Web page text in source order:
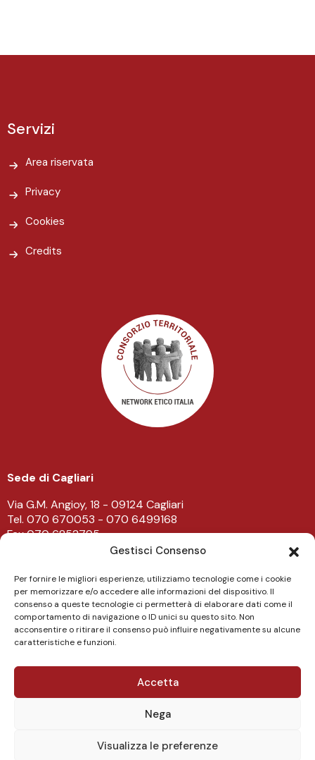
Gestisci Consenso
Per fornire le migliori esperienze, utilizziamo tecnologie come i cookie
per memorizzare e/o accedere alle informazioni del dispositivo. Il
consenso a queste tecnologie ci permetterà di elaborare dati come il
comportamento di navigazione o ID unici su questo sito. Non
acconsentire o ritirare il consenso può influire negativamente su alcune
caratteristiche e funzioni.
Accetta
Nega
Visualizza le preferenze
Servizi
Area riservata
Privacy
Cookies
Credits
Sede di Cagliari
Via G.M. Angioy, 18 - 09124 Cagliari
Tel. 070 670053 - 070 6499168
Fax 070 6852795
Sede di Lanusei
Viale Don Bosco 43/45 - 08045 Lanusei
Tel. 0782 482219
Copyright NovaEtica 2023 - P.Iva 03170140929